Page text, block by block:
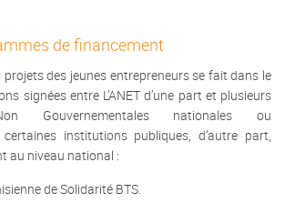
de financement
des jeunes entrepreneurs se fait dans le
signées entre L’ANET d’une part et plusieurs
Gouvernementales nationales ou
institutions publiques, d’autre part,
au niveau national :
de Solidarité BTS.